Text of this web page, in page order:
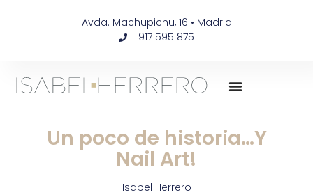
Avda. Machupichu, 16 • Madrid
917 595 875
Un poco de historia…Y
Nail Art!
Isabel Herrero